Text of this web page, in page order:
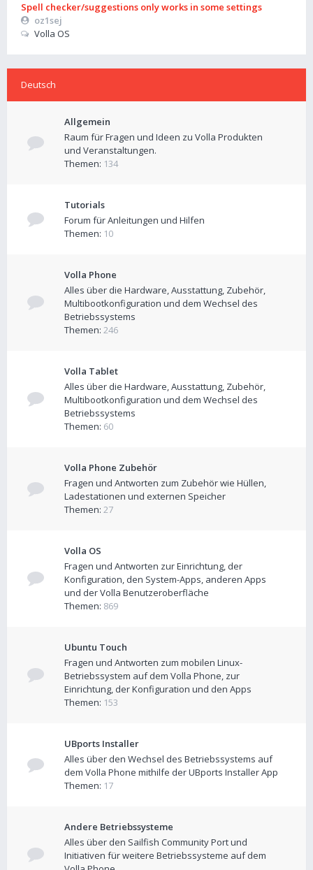
Spell checker/suggestions only works in some settings
oz1sej
Volla OS
Deutsch
Allgemein
Raum für Fragen und Ideen zu Volla Produkten
und Veranstaltungen.
Themen: 134
Tutorials
Forum für Anleitungen und Hilfen
Themen: 10
Volla Phone
Alles über die Hardware, Ausstattung, Zubehör,
Multibootkonfiguration und dem Wechsel des
Betriebssystems
Themen: 246
Volla Tablet
Alles über die Hardware, Ausstattung, Zubehör,
Multibootkonfiguration und dem Wechsel des
Betriebssystems
Themen: 60
Volla Phone Zubehör
Fragen und Antworten zum Zubehör wie Hüllen,
Ladestationen und externen Speicher
Themen: 27
Volla OS
Fragen und Antworten zur Einrichtung, der
Konfiguration, den System-Apps, anderen Apps
und der Volla Benutzeroberfläche
Themen: 869
Ubuntu Touch
Fragen und Antworten zum mobilen Linux-
Betriebssystem auf dem Volla Phone, zur
Einrichtung, der Konfiguration und den Apps
Themen: 153
UBports Installer
Alles über den Wechsel des Betriebssystems auf
dem Volla Phone mithilfe der UBports Installer App
Themen: 17
Andere Betriebssysteme
Alles über den Sailfish Community Port und
Initiativen für weitere Betriebssysteme auf dem